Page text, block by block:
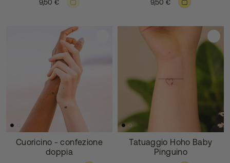
9,50 € 9,50 €
Cuoricino - confezione
doppia
Tatuaggio Hoho Baby
Pinguino